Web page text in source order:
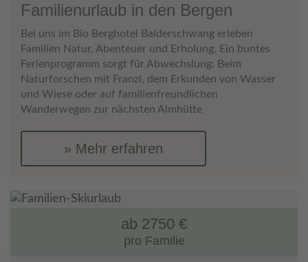
Familienurlaub in den Bergen
Bei uns im Bio Berghotel Balderschwang erleben
Familien Natur, Abenteuer und Erholung. Ein buntes
Ferienprogramm sorgt für Abwechslung: Beim
Naturforschen mit Franzi, dem Erkunden von Wasser
und Wiese oder auf familienfreundlichen
Wanderwegen zur nächsten Almhütte
Mehr erfahren
ab 2750 €
pro Familie